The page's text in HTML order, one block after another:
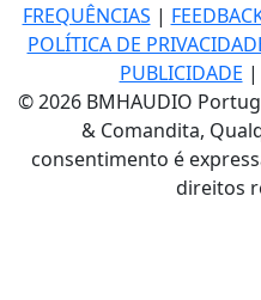
FREQUÊNCIAS |
POLÍTICA DE
PUBLICIDADE |
© 2026 BMHAUDIO
& Comandita,
consentimento é
direitos